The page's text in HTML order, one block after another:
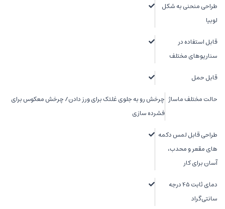
طراحی منحنی به شکل
لوبیا
قابل استفاده در
سناریوهای مختلف
قابل حمل
حالت مختلف ماساژ چرخش رو به جلوی غلتک برای ورز دادن/ چرخش معکوس برای
فشرده سازی
طراحی قابل لمس دکمه
های مقعر و محدب،
آسان برای کار
دمای ثابت 45 درجه
سانتی‌گراد